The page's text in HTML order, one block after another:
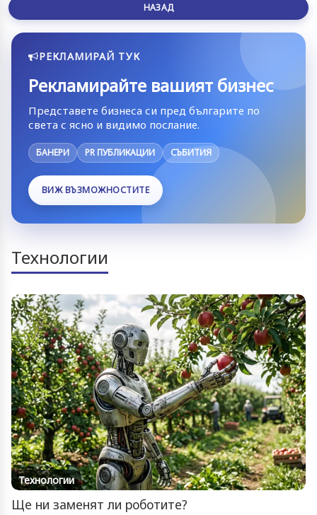
НАЗАД
РЕКЛАМИРАЙ ТУК
Рекламирайте вашият бизнес
Представете бизнеса си пред българите по
света с ясно и видимо послание.
БАНЕРИ PR ПУБЛИКАЦИИ СЪБИТИЯ
ВИЖ ВЪЗМОЖНОСТИТЕ
Технологии
Технологии
Ще ни заменят ли роботите?